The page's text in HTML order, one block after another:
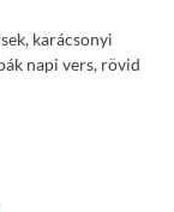
karácsonyi
napi vers, rövid